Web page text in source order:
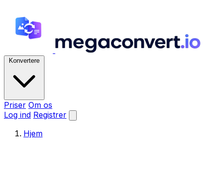
Konvertere
Priser Om os
Log ind Registrer
Hjem